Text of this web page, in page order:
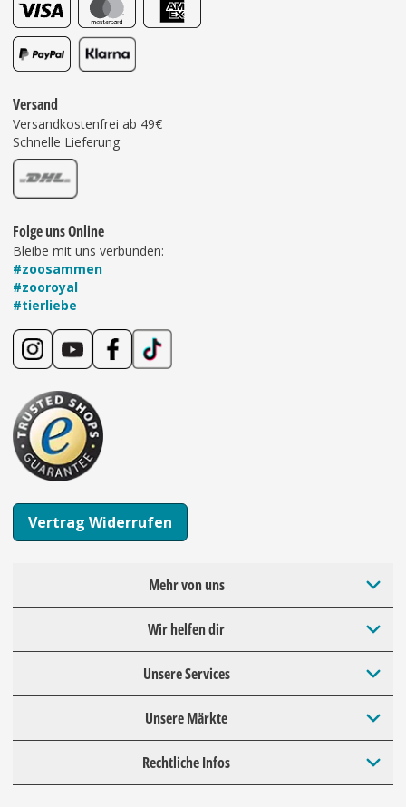
Versand
Versandkostenfrei ab 49€
Schnelle Lieferung
Folge uns Online
Bleibe mit uns verbunden:
#zoosammen
#zooroyal
#tierliebe
Vertrag Widerrufen
Mehr von uns
Wir helfen dir
Unsere Services
Unsere Märkte
Rechtliche Infos